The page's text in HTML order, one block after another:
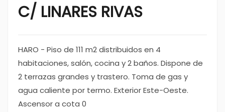
C/ LINARES RIVAS
HARO - Piso de 111 m2 distribuidos en 4
habitaciones, salón, cocina y 2 baños. Dispone de
2 terrazas grandes y trastero. Toma de gas y
agua caliente por termo. Exterior Este-Oeste.
Ascensor a cota 0